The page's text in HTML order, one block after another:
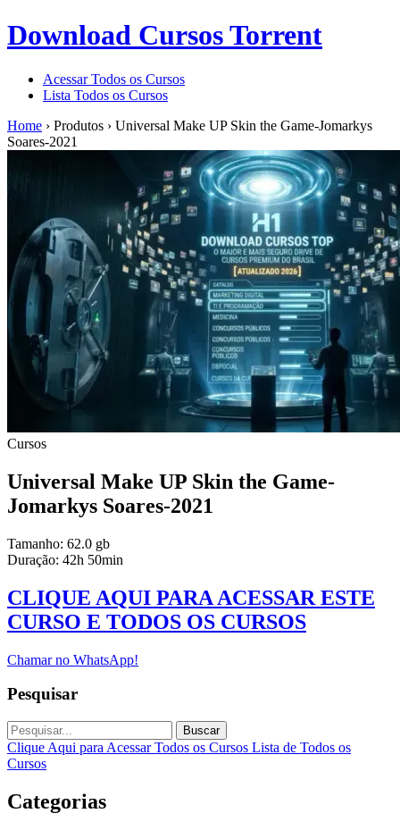
Download Cursos Torrent
Acessar Todos os Cursos
Lista Todos os Cursos
Home › Produtos › Universal Make UP Skin the Game-Jomarkys
Soares-2021
Cursos
Universal Make UP Skin the Game-
Jomarkys Soares-2021
Tamanho: 62.0 gb
Duração: 42h 50min
CLIQUE AQUI PARA ACESSAR ESTE
CURSO E TODOS OS CURSOS
Chamar no WhatsApp!
Pesquisar
Buscar
Clique Aqui para Acessar Todos os Cursos Lista de Todos os
Cursos
Categorias